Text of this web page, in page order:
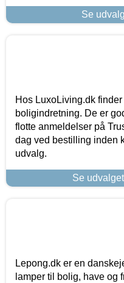
Se
Hos LuxoLiving.dk
boligindretning. De er
flotte anmeldelser på
dag ved bestilling inden
udvalg.
Se
Lepong.dk er en
lamper til bolig, have og